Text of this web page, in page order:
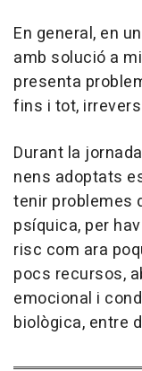
En general, en
amb solució a
presenta
fins i tot,
Durant la
nens adoptats
tenir problemes
psíquica, per
risc com ara
pocs recursos,
emocional i
biològica, entre